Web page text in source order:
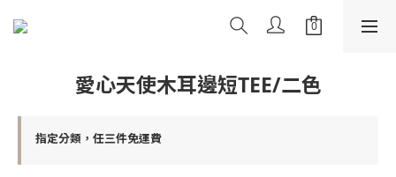
愛心天使木耳邊短TEE/二色
指定分類，任三件免運費